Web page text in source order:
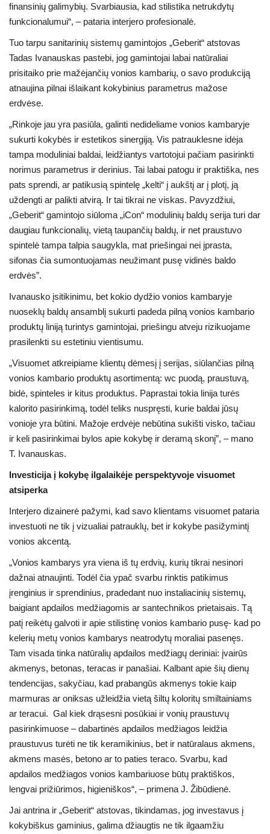
finansinių galimybių. Svarbiausia, kad stilistika netrukdytų
funkcionalumui“, – pataria interjero profesionalė.
Tuo tarpu sanitarinių sistemų gamintojos „Geberit“ atstovas
Tadas Ivanauskas pastebi, jog gamintojai labai natūraliai
prisitaiko prie mažėjančių vonios kambarių, o savo produkciją
atnaujina pilnai išlaikant kokybinius parametrus mažose
erdvėse.
„Rinkoje jau yra pasiūla, galinti nedideliame vonios kambaryje
sukurti kokybės ir estetikos sinergiją. Vis patrauklesne idėja
tampa moduliniai baldai, leidžiantys vartotojui pačiam pasirinkti
norimus parametrus ir derinius. Tai labai patogu ir praktiška, nes
pats sprendi, ar patikusią spintelę „kelti“ į aukštį ar į plotį, ją
uždengti ar palikti atvirą. Ir tai tikrai ne viskas. Pavyzdžiui,
„Geberit“ gamintojo siūloma „iCon“ modulinių baldų serija turi dar
daugiau funkcionalių, vietą taupančių baldų, ir net praustuvo
spintelė tampa talpia saugykla, mat priešingai nei įprasta,
sifonas čia sumontuojamas neužimant pusę vidinės baldo
erdvės”.
Ivanausko įsitikinimu, bet kokio dydžio vonios kambaryje
nuoseklų baldų ansamblį sukurti padeda pilną vonios kambario
produktų liniją turintys gamintojai, priešingu atveju rizikuojame
prasilenkti su estetiniu vientisumu.
„Visuomet atkreipiame klientų dėmesį į serijas, siūlančias pilną
vonios kambario produktų asortimentą: wc puodą, praustuvą,
bidė, spinteles ir kitus produktus. Paprastai tokia linija turės
kalorito pasirinkimą, todėl teliks nuspręsti, kurie baldai jūsų
vonioje yra būtini. Mažoje erdvėje nebūtina sukišti visko, tačiau
ir keli pasirinkimai bylos apie kokybę ir deramą skonį”, – mano
T. Ivanauskas.
Investicija į kokybę ilgalaikėje perspektyvoje visuomet
atsiperka
Interjero dizainerė pažymi, kad savo klientams visuomet pataria
investuoti ne tik į vizualiai patrauklų, bet ir kokybe pasižymintį
vonios akcentą.
„Vonios kambarys yra viena iš tų erdvių, kurių tikrai nesinori
dažnai atnaujinti. Todėl čia ypač svarbu rinktis patikimus
įrenginius ir sprendinius, pradedant nuo instaliacinių sistemų,
baigiant apdailos medžiagomis ar santechnikos prietaisais. Tą
patį reikėtų galvoti ir apie stilistinę vonios kambario pusę- kad po
kelerių metų vonios kambarys neatrodytų moraliai pasenęs.
Tam visada tinka natūralių apdailos medžiagų deriniai: įvairūs
akmenys, betonas, teracas ir panašiai. Kalbant apie šių dienų
tendencijas, sakyčiau, kad prabangūs akmenys tokie kaip
marmuras ar oniksas užleidžia vietą šiltų koloritų smiltainiams
ar teracui. Gal kiek drąsesni posūkiai ir vonių praustuvų
pasirinkimuose – dabartinės apdailos medžiagos leidžia
praustuvus turėti ne tik keramikinius, bet ir natūralaus akmens,
akmens masės, betono ar to paties teraco. Svarbu, kad
apdailos medžiagos vonios kambariuose būtų praktiškos,
lengvai prižiūrimos, higieniškos“, – primena J. Žibūdienė.
Jai antrina ir „Geberit“ atstovas, tikindamas, jog investavus į
kokybiškus gaminius, galima džiaugtis ne tik ilgaamžiu